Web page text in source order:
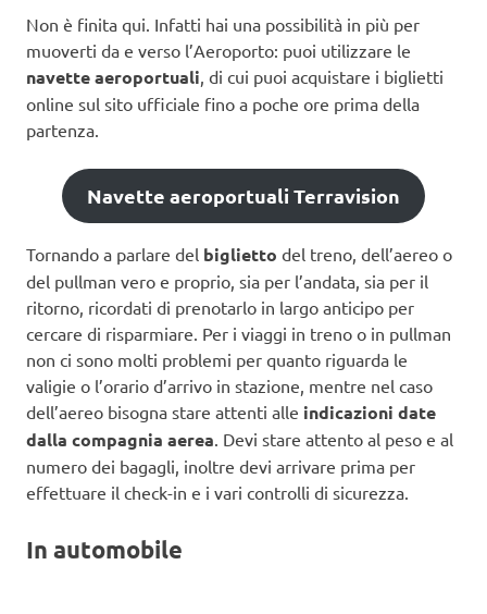
Non è finita qui. Infatti hai una possibilità in più per
muoverti da e verso l’Aeroporto: puoi utilizzare le
navette aeroportuali, di cui puoi acquistare i biglietti
online sul sito ufficiale fino a poche ore prima della
partenza.
Navette aeroportuali Terravision
Tornando a parlare del biglietto del treno, dell’aereo o
del pullman vero e proprio, sia per l’andata, sia per il
ritorno, ricordati di prenotarlo in largo anticipo per
cercare di risparmiare. Per i viaggi in treno o in pullman
non ci sono molti problemi per quanto riguarda le
valigie o l’orario d’arrivo in stazione, mentre nel caso
dell’aereo bisogna stare attenti alle indicazioni date
dalla compagnia aerea . Devi stare attento al peso e al
numero dei bagagli, inoltre devi arrivare prima per
effettuare il check-in e i vari controlli di sicurezza.
In automobile